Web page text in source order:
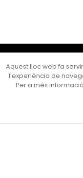
C. de Sant
Horari d'obertura:
al
Aquest lloc web fa
l’experiència de
Per a més